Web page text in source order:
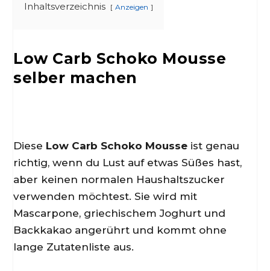
Inhaltsverzeichnis Anzeigen
Low Carb Schoko Mousse
selber machen
Diese Low Carb Schoko Mousse ist genau
richtig, wenn du Lust auf etwas Süßes hast,
aber keinen normalen Haushaltszucker
verwenden möchtest. Sie wird mit
Mascarpone, griechischem Joghurt und
Backkakao angerührt und kommt ohne
lange Zutatenliste aus.